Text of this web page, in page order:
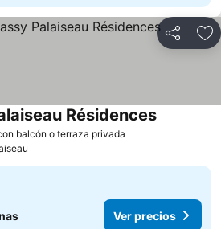
Compartir
balcón o terraza privada
Résidences
Ver precios